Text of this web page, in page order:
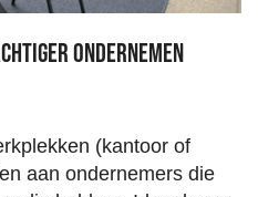
Ondernemen
(kantoor of
aan ondernemers die